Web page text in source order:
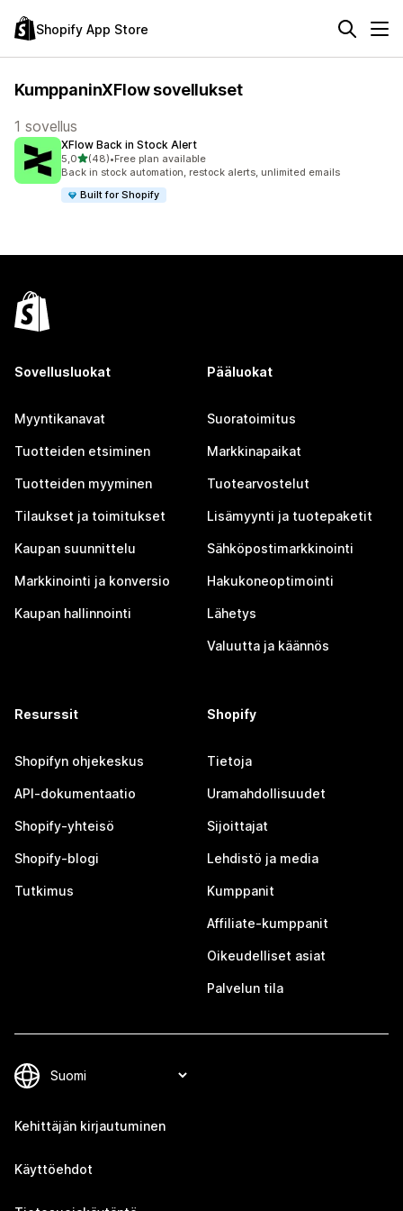
Shopify App Store
KumppaninXFlow sovellukset
1 sovellus
XFlow Back in Stock Alert
5,0/ 5 tähteä
(48)
48 arvostelua yhteensä
•Free plan available
Back in stock automation, restock alerts, unlimited emails
Built for Shopify
Sovellusluokat
Myyntikanavat
Tuotteiden etsiminen
Tuotteiden myyminen
Tilaukset ja toimitukset
Kaupan suunnittelu
Markkinointi ja konversio
Kaupan hallinnointi
Pääluokat
Suoratoimitus
Markkinapaikat
Tuotearvostelut
Lisämyynti ja tuotepaketit
Sähköpostimarkkinointi
Hakukoneoptimointi
Lähetys
Valuutta ja käännös
Resurssit
Shopifyn ohjekeskus
API-dokumentaatio
Shopify-yhteisö
Shopify-blogi
Tutkimus
Shopify
Tietoja
Uramahdollisuudet
Sijoittajat
Lehdistö ja media
Kumppanit
Affiliate-kumppanit
Oikeudelliset asiat
Palvelun tila
Kehittäjän kirjautuminen
Käyttöehdot